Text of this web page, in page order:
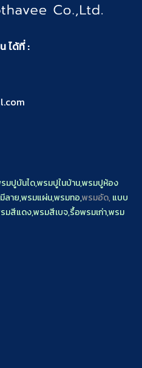
ได้ที่ :
มปูบันได,พรมปูในบ้าน,พรมปูห้อง
ลาย,พรมแผ่น,พรมทอ,พรมอัด,แบบ
มสีแดง,พรมสีเบจ,รื้อพรมเก่า,พรม